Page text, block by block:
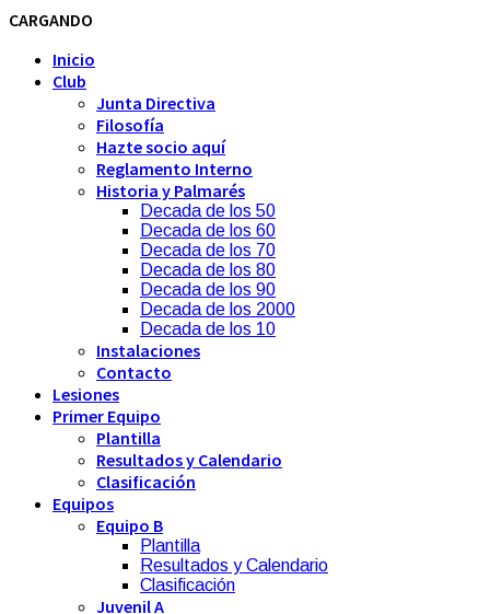
CARGANDO
Inicio
Club
Junta Directiva
Filosofía
Hazte socio aquí
Reglamento Interno
Historia y Palmarés
Decada de los 50
Decada de los 60
Decada de los 70
Decada de los 80
Decada de los 90
Decada de los 2000
Decada de los 10
Instalaciones
Contacto
Lesiones
Primer Equipo
Plantilla
Resultados y Calendario
Clasificación
Equipos
Equipo B
Plantilla
Resultados y Calendario
Clasificación
Juvenil A